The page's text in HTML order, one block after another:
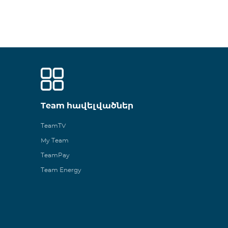
Team հավելվածներ
TeamTV
My Team
TeamPay
Team Energy